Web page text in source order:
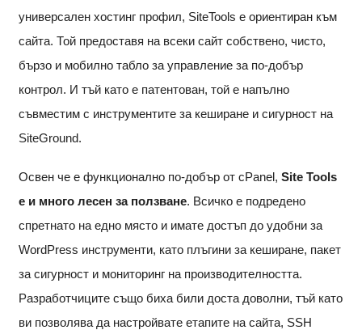
универсален хостинг профил, SiteTools е ориентиран към
сайта. Той предоставя на всеки сайт собствено, чисто,
бързо и мобилно табло за управление за по-добър
контрол. И тъй като е патентован, той е напълно
съвместим с инструментите за кеширане и сигурност на
SiteGround.
Освен че е функционално по-добър от cPanel, Site Tools
е и много лесен за ползване. Всичко е подредено
спретнато на едно място и имате достъп до удобни за
WordPress инструменти, като плъгини за кеширане, пакет
за сигурност и мониторинг на производителността.
Разработчиците също биха били доста доволни, тъй като
ви позволява да настройвате етапите на сайта, SSH